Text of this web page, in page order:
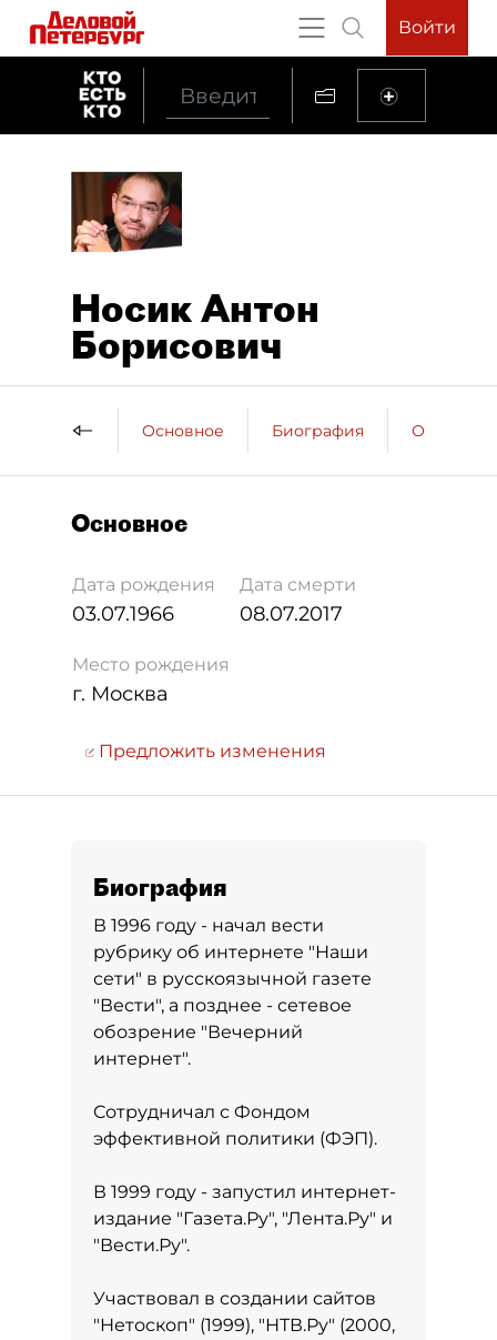
Войти
Носик Антон
Борисович
Основное Биография
Основное
Дата рождения
03.07.1966
Дата смерти
08.07.2017
Место рождения
г. Москва
Предложить изменения
Биография
В 1996 году - начал вести
рубрику об интернете "Наши
сети" в русскоязычной газете
"Вести", а позднее - сетевое
обозрение "Вечерний
интернет".
Сотрудничал с Фондом
эффективной политики (ФЭП).
В 1999 году - запустил интернет-
издание "Газета.Ру", "Лента.Ру" и
"Вести.Ру".
Участвовал в создании сайтов
"Нетоскоп" (1999), "НТВ.Ру" (2000,